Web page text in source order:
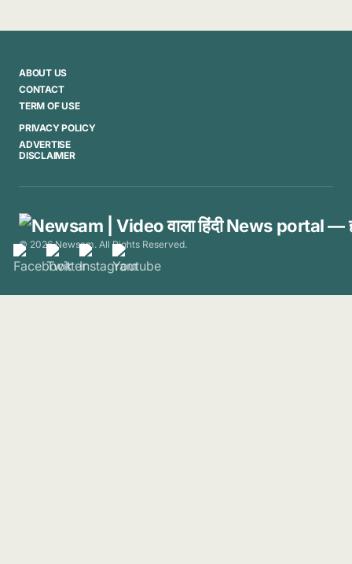
ABOUT US
CONTACT
TERM OF USE
PRIVACY POLICY
ADVERTISE
DISCLAIMER
© 2026 Newsam. All Rights Reserved.